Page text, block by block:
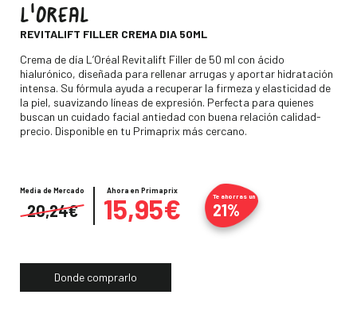
L'OREAL
REVITALIFT FILLER CREMA DIA 50ML
Descripción
Crema de día L’Oréal Revitalift Filler de 50 ml con ácido
hialurónico, diseñada para rellenar arrugas y aportar hidratación
intensa. Su fórmula ayuda a recuperar la firmeza y elasticidad de
la piel, suavizando líneas de expresión. Perfecta para quienes
buscan un cuidado facial antiedad con buena relación calidad-
precio. Disponible en tu Primaprix más cercano.
Precio
Media de Mercado
20,24€
Ahora en Primaprix
15,95€ Te ahorras un
21%
Donde comprarlo